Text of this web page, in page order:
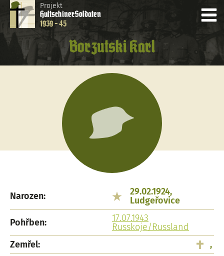
Projekt
HultschinerSoldaten
1939 - 45
Borzutski Karl
Narozen:
29.02.1924,
Ludgeřovice
Pohřben:
17.07.1943
Russkoje/Russland
Zemřel:
,